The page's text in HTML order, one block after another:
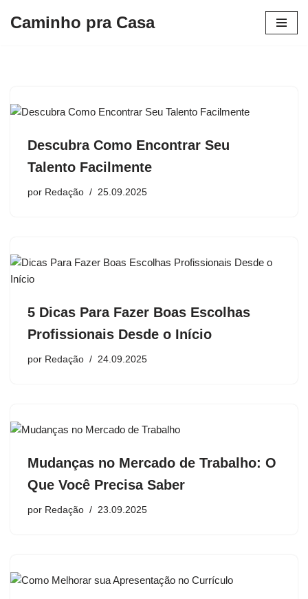
Caminho pra Casa
Descubra Como Encontrar Seu
Talento Facilmente
por Redação 25.09.2025
5 Dicas Para Fazer Boas Escolhas
Profissionais Desde o Início
por Redação 24.09.2025
Mudanças no Mercado de Trabalho: O
Que Você Precisa Saber
por Redação 23.09.2025